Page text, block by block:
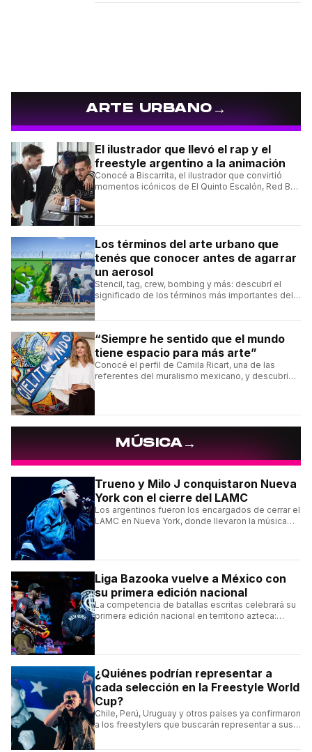
ARTE URBANO→
El ilustrador que llevó el rap y el
freestyle argentino a la animación
Conocé a Biscarrita, el ilustrador que convirtió
momentos icónicos de El Quinto Escalón, Red Bull
Los términos del arte urbano que
tenés que conocer antes de agarrar
un aerosol
Stencil, tag, crew, bombing y más: descubrí el
significado de los términos más importantes del
“Siempre he sentido que el mundo
tiene espacio para más arte”
Conocé el perfil de Camila Ricart, una de las
referentes del muralismo mexicano, y descubrí
MÚSICA→
Trueno y Milo J conquistaron Nueva
York con el cierre del LAMC
Los argentinos fueron los encargados de cerrar el
LAMC en Nueva York, donde llevaron la música
Liga Bazooka vuelve a México con
su primera edición nacional
La competencia de batallas escritas celebrará su
primera edición nacional en territorio azteca:
¿Quiénes podrían representar a
cada selección en la Freestyle World
Cup?
Chile, Perú, Uruguay y otros países ya confirmaron
a los freestylers que buscarán representar a sus